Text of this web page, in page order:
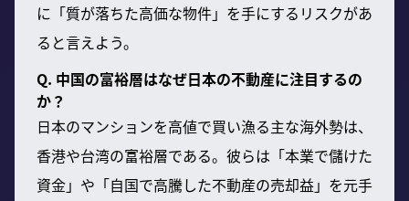
に「質が落ちた高価な物件」を手にするリスクがあ
ると言えよう。
Q. 中国の富裕層はなぜ日本の不動産に注目するの
か？
日本のマンションを高値で買い漁る主な海外勢は、
香港や台湾の富裕層である。彼らは「本業で儲けた
資金」や「自国で高騰した不動産の売却益」を元手